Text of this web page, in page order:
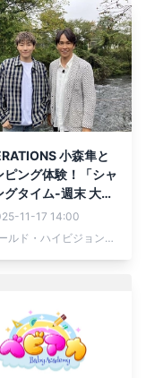
小森隼と
ピング体験！「シャ
グタイム-週末 大人
時間-」11月20日
夕方6時30分～ BS1
ルビで全国無料放
11-17 14:00
ワールド・ハイビジョン・チャンネル株式会社